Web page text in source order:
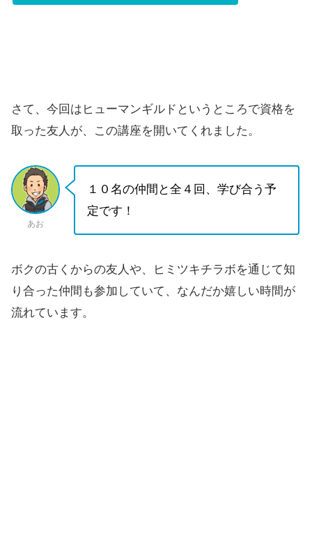
さて、今回はヒューマンギルドというところで資格を
取った友人が、この講座を開いてくれました。
あお
１０名の仲間と全４回、学び合う予
定です！
ボクの古くからの友人や、ヒミツキチラボを通じて知
り合った仲間も参加していて、なんだか嬉しい時間が
流れています。